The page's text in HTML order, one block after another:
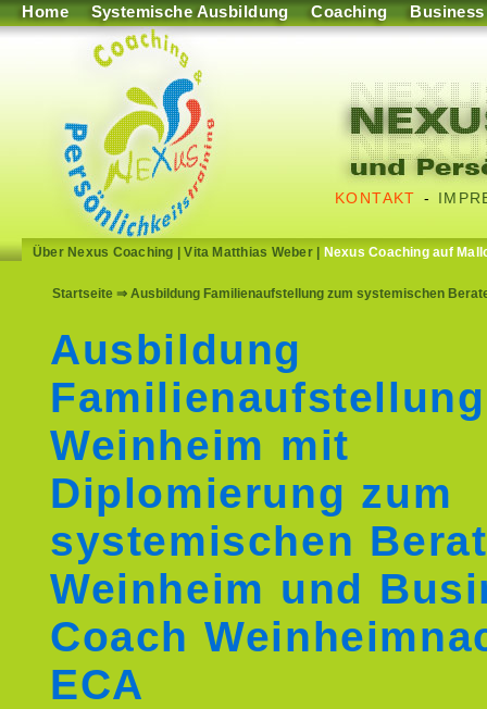
Home Systemische Ausbildung Coaching Business
KONTAKT -
Über Nexus Coaching |Vita Matthias Weber| Nexus Coaching auf
Startseite ⇒ Ausbildung Familienaufstellung zum systemischen
Ausbildung
Familienaufstellung
Weinheim mit
Diplomierung zum
systemischen
Weinheim und
Coach
ECA